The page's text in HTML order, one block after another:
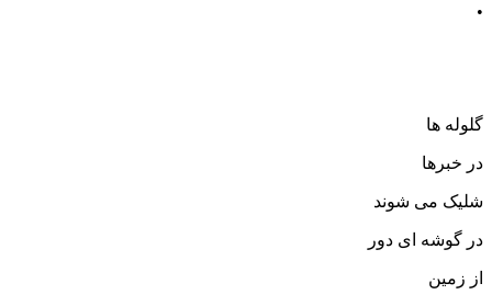
•
گلوله ها
در خبرها
شلیک می شوند
در گوشه ای دور
از زمین